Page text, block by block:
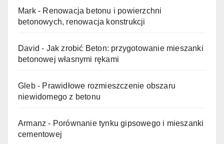
Mark- Renowacja betonu i powierzchni
betonowych, renowacja konstrukcji
David - Jak zrobić Beton: przygotowanie mieszanki
betonowej własnymi rękami
Gleb- Prawidłowe rozmieszczenie obszaru
niewidomego z betonu
Armanz - Porównanie tynku gipsowego i mieszanki
cementowej